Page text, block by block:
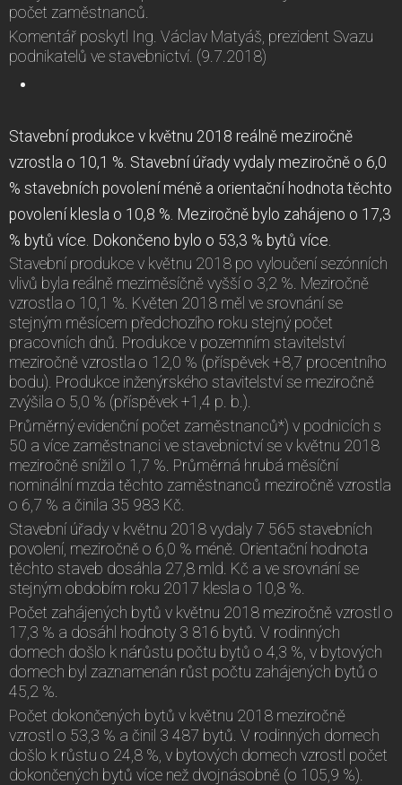
počet zaměstnanců.
Komentář poskytl Ing. Václav Matyáš, prezident Svazu
podnikatelů ve stavebnictví. (9.7.2018)
Stavební produkce v květnu 2018 reálně meziročně
vzrostla o 10,1 %. Stavební úřady vydaly meziročně o 6,0
% stavebních povolení méně a orientační hodnota těchto
povolení klesla o 10,8 %. Meziročně bylo zahájeno o 17,3
% bytů více. Dokončeno bylo o 53,3 % bytů více.
Stavební produkce v květnu 2018 po vyloučení sezónních
vlivů byla reálně meziměsíčně vyšší o 3,2 %. Meziročně
vzrostla o 10,1 %. Květen 2018 měl ve srovnání se
stejným měsícem předchozího roku stejný počet
pracovních dnů. Produkce v pozemním stavitelství
meziročně vzrostla o 12,0 % (příspěvek +8,7 procentního
bodu). Produkce inženýrského stavitelství se meziročně
zvýšila o 5,0 % (příspěvek +1,4 p. b.).
Průměrný evidenční počet zaměstnanců*) v podnicích s
50 a více zaměstnanci ve stavebnictví se v květnu 2018
meziročně snížil o 1,7 %. Průměrná hrubá měsíční
nominální mzda těchto zaměstnanců meziročně vzrostla
o 6,7 % a činila 35 983 Kč.
Stavební úřady v květnu 2018 vydaly 7 565 stavebních
povolení, meziročně o 6,0 % méně. Orientační hodnota
těchto staveb dosáhla 27,8 mld. Kč a ve srovnání se
stejným obdobím roku 2017 klesla o 10,8 %.
Počet zahájených bytů v květnu 2018 meziročně vzrostl o
17,3 % a dosáhl hodnoty 3 816 bytů. V rodinných
domech došlo k nárůstu počtu bytů o 4,3 %, v bytových
domech byl zaznamenán růst počtu zahájených bytů o
45,2 %.
Počet dokončených bytů v květnu 2018 meziročně
vzrostl o 53,3 % a činil 3 487 bytů. V rodinných domech
došlo k růstu o 24,8 %, v bytových domech vzrostl počet
dokončených bytů více než dvojnásobně (o 105,9 %).